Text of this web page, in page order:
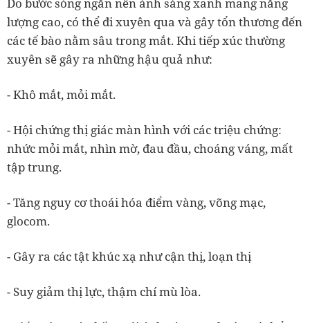
Do bước sóng ngắn nên ánh sáng xanh mang năng
lượng cao, có thể đi xuyên qua và gây tổn thương đến
các tế bào nằm sâu trong mắt. Khi tiếp xúc thường
xuyên sẽ gây ra những hậu quả như:
- Khô mắt, mỏi mắt.
- Hội chứng thị giác màn hình với các triệu chứng:
nhức mỏi mắt, nhìn mờ, đau đầu, choáng váng, mất
tập trung.
- Tăng nguy cơ thoái hóa điểm vàng, võng mạc,
glocom.
- Gây ra các tật khúc xạ như cận thị, loạn thị
- Suy giảm thị lực, thậm chí mù lòa.